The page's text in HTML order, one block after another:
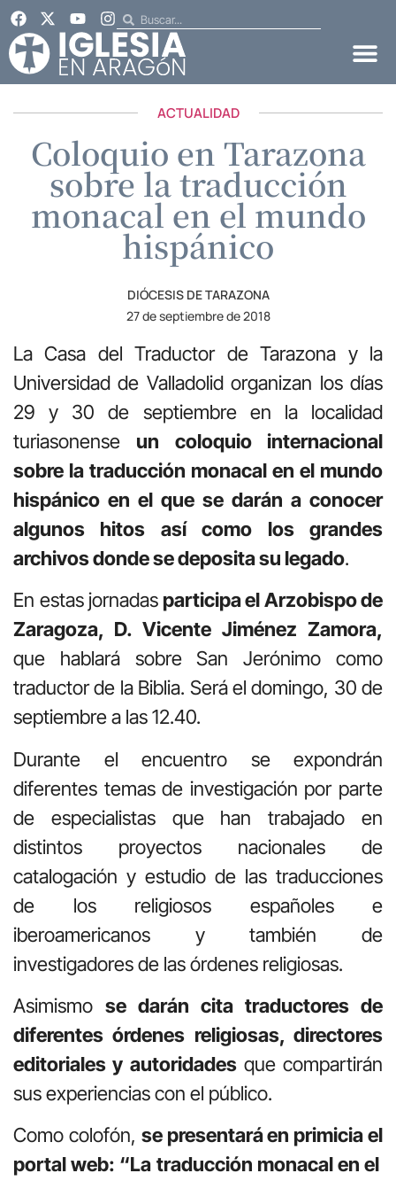
ACTUALIDAD
Coloquio en Tarazona
sobre la traducción
monacal en el mundo
hispánico
DIÓCESIS DE TARAZONA
27 de septiembre de 2018
La Casa del Traductor de Tarazona y la
Universidad de Valladolid organizan los días
29 y 30 de septiembre en la localidad
turiasonense un coloquio internacional
sobre la traducción monacal en el mundo
hispánico en el que se darán a conocer
algunos hitos así como los grandes
archivos donde se deposita su legado.
En estas jornadas participa el Arzobispo de
Zaragoza, D. Vicente Jiménez Zamora,
que hablará sobre San Jerónimo como
traductor de la Biblia. Será el domingo, 30 de
septiembre a las 12.40.
Durante el encuentro se expondrán
diferentes temas de investigación por parte
de especialistas que han trabajado en
distintos proyectos nacionales de
catalogación y estudio de las traducciones
de los religiosos españoles e
iberoamericanos y también de
investigadores de las órdenes religiosas.
Asimismo se darán cita traductores de
diferentes órdenes religiosas, directores
editoriales y autoridadesque compartirán
sus experiencias con el público.
Como colofón, se presentará en primicia el
portal web: “La traducción monacal en el